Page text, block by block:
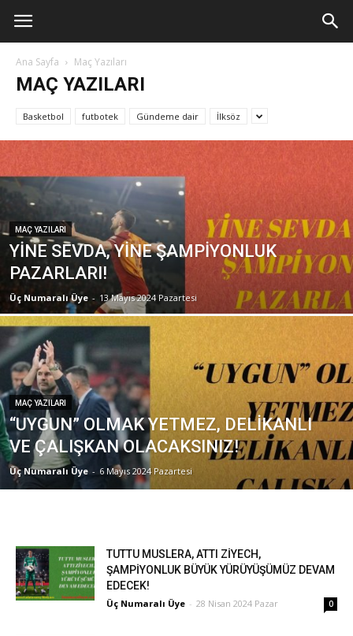
Ana Sayfa Maç Yazıları
MAÇ YAZILARI
Basketbol futbotek Gündeme dair İlksöz
MAÇ YAZILARI
YİNE SEVDA, YİNE ŞAMPİYONLUK
PAZARLARI!
Üç Numaralı Üye - 13 Mayıs 2024 Pazartesi
MAÇ YAZILARI
“UYGUN” OLMAK YETMEZ, DELİKANLI
VE ÇALIŞKAN OLACAKSINIZ!
Üç Numaralı Üye - 6 Mayıs 2024 Pazartesi
TUTTU MUSLERA, ATTI ZİYECH,
ŞAMPİYONLUK BÜYÜK YÜRÜYÜŞÜMÜZ DEVAM
EDECEK!
Üç Numaralı Üye - 28 Nisan 2024 Pazar 0